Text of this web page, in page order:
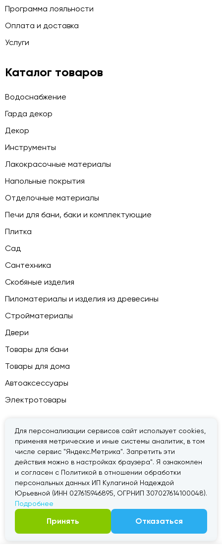
Для персонализации сервисов сайт использует cookies,
применяя метрические и иные системы аналитик, в том
числе сервис "Яндекс.Метрика". Запретить эти
действия можно в настройках браузера". Я ознакомлен
и согласен с Политикой в отношении обработки
персональных данных ИП Кулагиной Надеждой
Юрьевной (ИНН 027615946895, ОГРНИП 307027614100048).
Подробнее
Принять Отказаться
Программа лояльности
Оплата и доставка
Услуги
Каталог товаров
Водоснабжение
Гарда декор
Декор
Инструменты
Лакокрасочные материалы
Напольные покрытия
Отделочные материалы
Печи для бани, баки и комплектующие
Плитка
Сад
Сантехника
Скобяные изделия
Пиломатериалы и изделия из древесины
Стройматериалы
Двери
Товары для бани
Товары для дома
Автоаксессуары
Электротовары
© 2026 — «Дачник».Правовая информация